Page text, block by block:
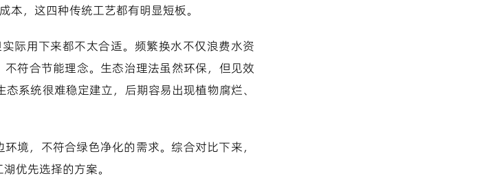
，这四种传统工艺都有明显短板。
际用下来都不太合适。频繁换水不仅浪费水资
符合节能理念。生态治理法虽然环保，但见效
系统很难稳定建立，后期容易出现植物腐烂、
境，不符合绿色净化的需求。综合对比下来，
优先选择的方案。